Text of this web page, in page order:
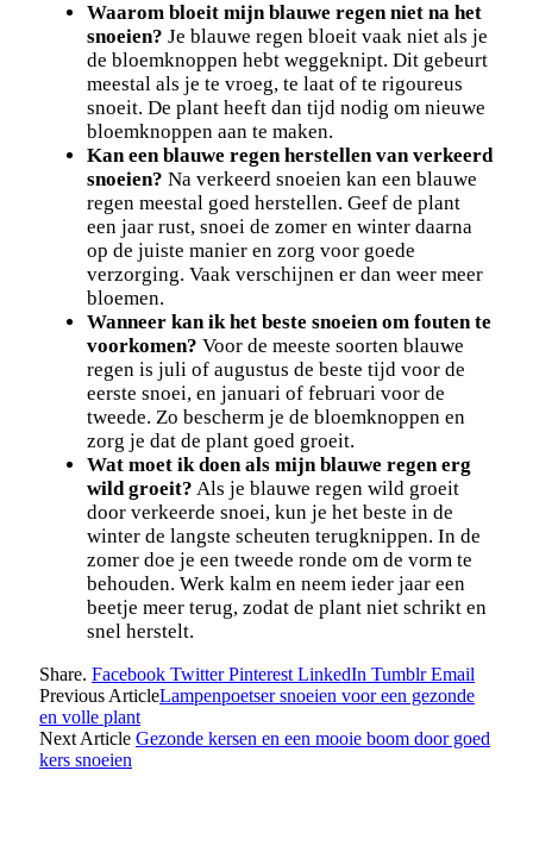
Waarom bloeit mijn blauwe regen niet na het
snoeien? Je blauwe regen bloeit vaak niet als je
de bloemknoppen hebt weggeknipt. Dit gebeurt
meestal als je te vroeg, te laat of te rigoureus
snoeit. De plant heeft dan tijd nodig om nieuwe
bloemknoppen aan te maken.
Kan een blauwe regen herstellen van verkeerd
snoeien? Na verkeerd snoeien kan een blauwe
regen meestal goed herstellen. Geef de plant
een jaar rust, snoei de zomer en winter daarna
op de juiste manier en zorg voor goede
verzorging. Vaak verschijnen er dan weer meer
bloemen.
Wanneer kan ik het beste snoeien om fouten te
voorkomen? Voor de meeste soorten blauwe
regen is juli of augustus de beste tijd voor de
eerste snoei, en januari of februari voor de
tweede. Zo bescherm je de bloemknoppen en
zorg je dat de plant goed groeit.
Wat moet ik doen als mijn blauwe regen erg
wild groeit? Als je blauwe regen wild groeit
door verkeerde snoei, kun je het beste in de
winter de langste scheuten terugknippen. In de
zomer doe je een tweede ronde om de vorm te
behouden. Werk kalm en neem ieder jaar een
beetje meer terug, zodat de plant niet schrikt en
snel herstelt.
Share. Facebook Twitter Pinterest LinkedIn Tumblr Email
Previous ArticleLampenpoetser snoeien voor een gezonde
en volle plant
Next Article Gezonde kersen en een mooie boom door goed
kers snoeien